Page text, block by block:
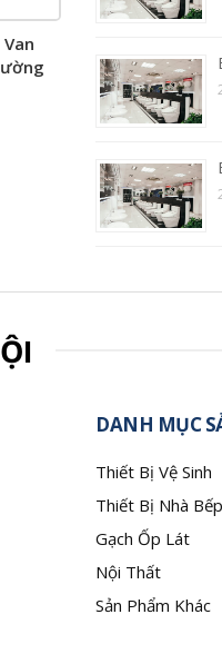
Van
DANH MỤC
Thiết Bị Vệ Sinh
Thiết Bị Nhà Bếp
Gạch Ốp Lát
Nội Thất
Sản Phẩm Khác